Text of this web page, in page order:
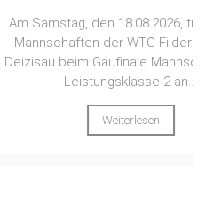
traten zwei
FilderNeckar in
Mannschaft in der
2 an....